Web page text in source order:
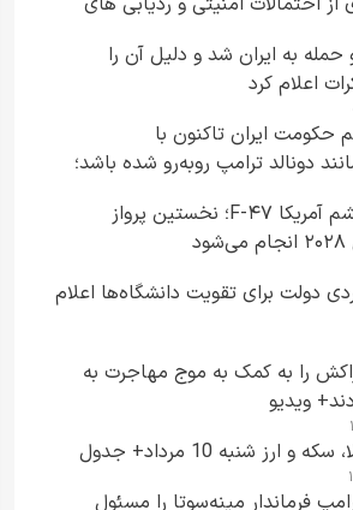
ترامپ مدعی لغو حمله به ایران شد و دلیل آن را
اعلام کرد
حکومت ایران تاکنون با
دونالد ترامپ روبه‌رو شده باشد؛
به اقدام می‌زند
جنگنده نسل ششم آمریکا F-۴۷؛ نخستین پرواز
دولت برای تقویت دانشگاه‌ها اعلام
را به کمک به موج مهاجرت به
ویدیو
شنبه 10 مرداد+ جدول
فرماندار مینه‌سوتا را مسئول